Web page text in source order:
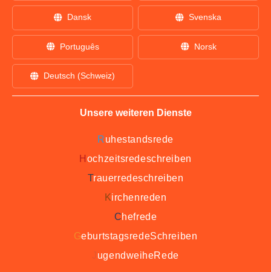
Dansk Svenska
Português Norsk
Deutsch (Schweiz)
Unsere weiteren Dienste
Ruhestandsrede
H ochzeitsredeschreiben
Trauerredeschreiben
Kirchenreden
Chefrede
GeburtstagsredeSchreiben
J ugendweiheRede